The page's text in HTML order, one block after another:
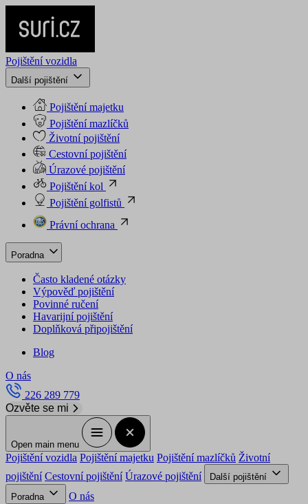
Pojištění vozidla
Další pojištění
Pojištění majetku
Pojištění mazlíčků
Životní pojištění
Cestovní pojištění
Úrazové pojištění
Pojištění kol
Pojištění golfistů
Právní ochrana
Poradna
Často kladené otázky
Výpověď pojištění
Povinné ručení
Havarijní pojištění
Doplňková připojištění
Blog
O nás
226 289 779
Ozvěte se mi
Open main menu
Pojištění vozidla Pojištění majetku Pojištění mazlíčků Životní
pojištění Cestovní pojištění Úrazové pojištění
Další pojištění
Poradna
O nás